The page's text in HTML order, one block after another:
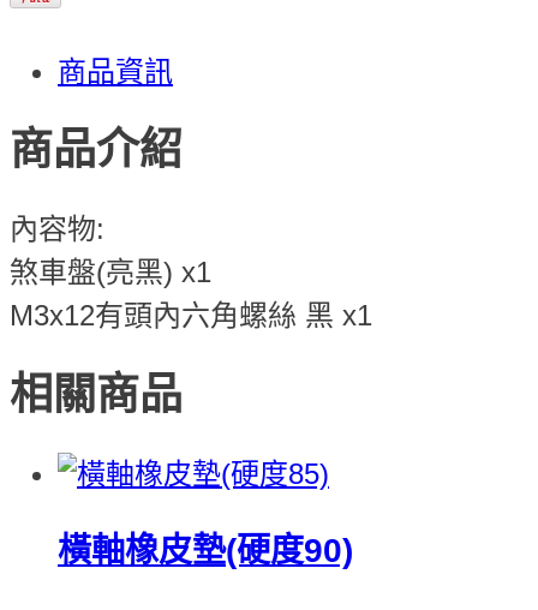
商品資訊
商品介紹
內容物:
煞車盤(亮黑) x1
M3x12有頭內六角螺絲 黑 x1
相關商品
橫軸橡皮墊(硬度90)